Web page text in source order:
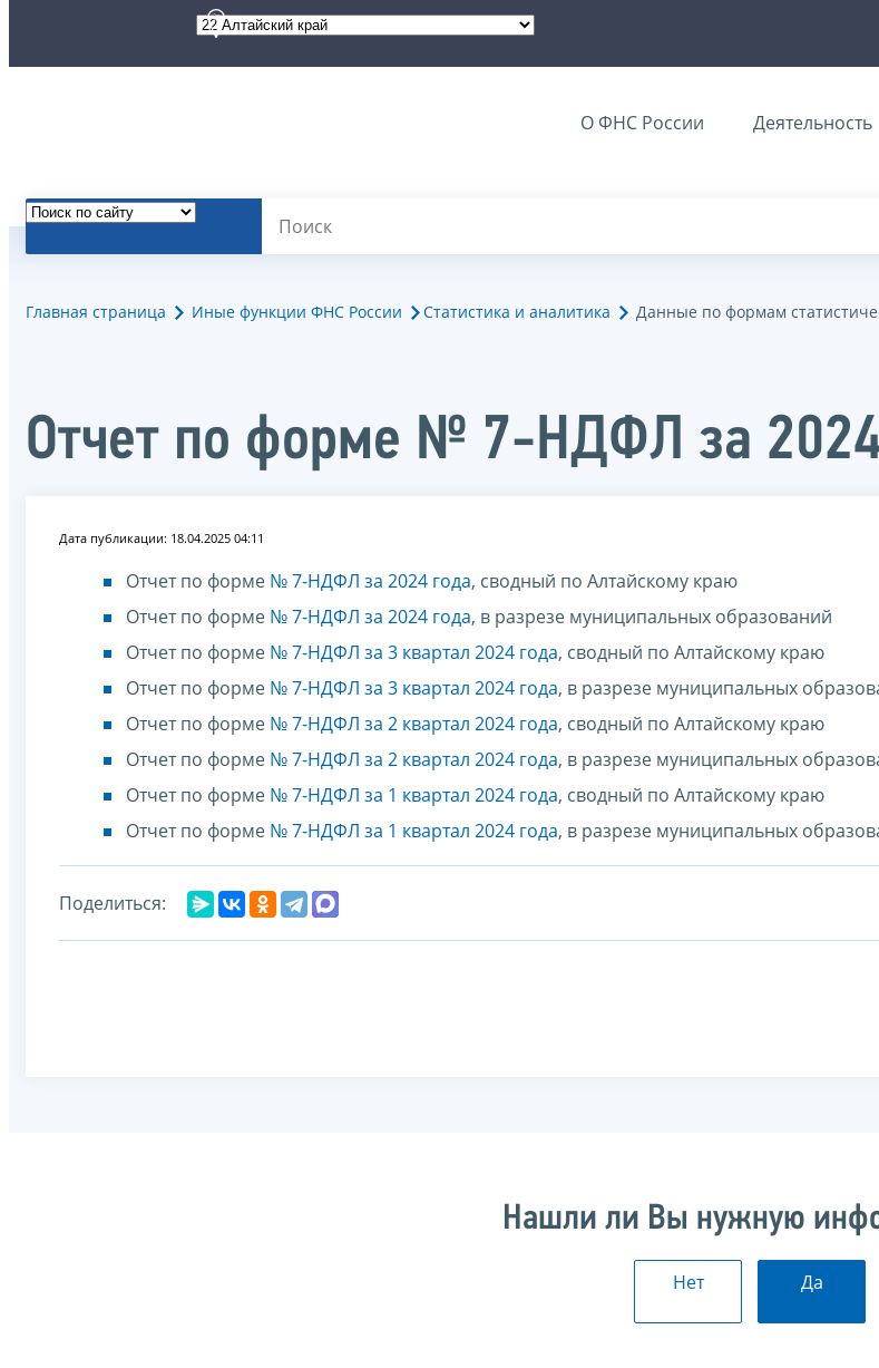
О ФНС России Деятельность
Главная страница Иные функции ФНС России Статистика и аналитика Данные по формам
Отчет по форме № 7-НДФЛ за
Дата публикации: 18.04.2025 04:11
Отчет по форме № 7-НДФЛ за 2024 года, сводный по Алтайскому краю
Отчет по форме № 7-НДФЛ за 2024 года, в разрезе муниципальных образований
Отчет по форме № 7-НДФЛ за 3 квартал 2024 года, сводный по Алтайскому краю
Отчет по форме № 7-НДФЛ за 3 квартал 2024 года, в разрезе муниципальных
Отчет по форме № 7-НДФЛ за 2 квартал 2024 года, сводный по Алтайскому краю
Отчет по форме № 7-НДФЛ за 2 квартал 2024 года, в разрезе муниципальных
Отчет по форме № 7-НДФЛ за 1 квартал 2024 года, сводный по Алтайскому краю
Отчет по форме № 7-НДФЛ за 1 квартал 2024 года, в разрезе муниципальных
Поделиться:
Нашли ли Вы нужную
Нет Да